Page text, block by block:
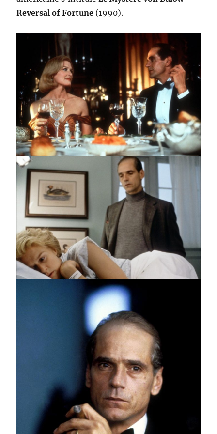
Reversal of Fortune (1990).